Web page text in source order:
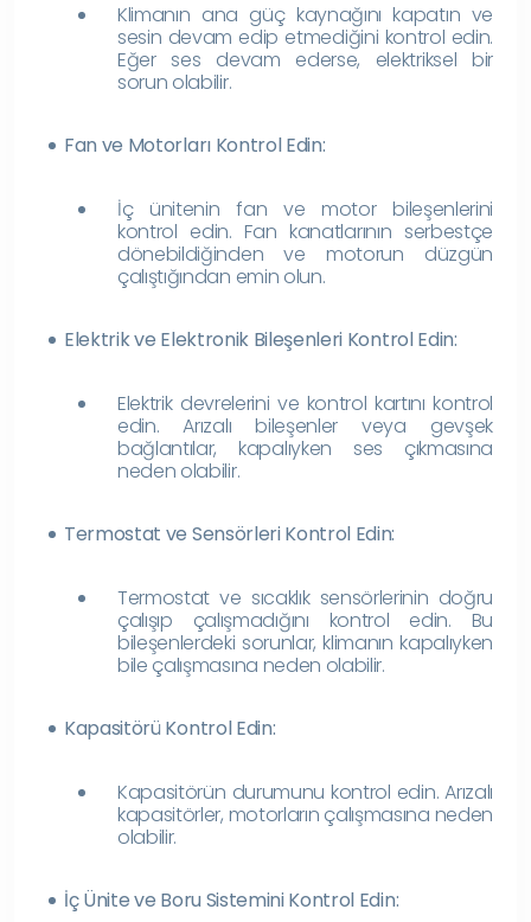
Klimanın ana güç kaynağını kapatın ve
sesin devam edip etmediğini kontrol edin.
Eğer ses devam ederse, elektriksel bir
sorun olabilir.
Fan ve Motorları Kontrol Edin:
İç ünitenin fan ve motor bileşenlerini
kontrol edin. Fan kanatlarının serbestçe
dönebildiğinden ve motorun düzgün
çalıştığından emin olun.
Elektrik ve Elektronik Bileşenleri Kontrol Edin:
Elektrik devrelerini ve kontrol kartını kontrol
edin. Arızalı bileşenler veya gevşek
bağlantılar, kapalıyken ses çıkmasına
neden olabilir.
Termostat ve Sensörleri Kontrol Edin:
Termostat ve sıcaklık sensörlerinin doğru
çalışıp çalışmadığını kontrol edin. Bu
bileşenlerdeki sorunlar, klimanın kapalıyken
bile çalışmasına neden olabilir.
Kapasitörü Kontrol Edin:
Kapasitörün durumunu kontrol edin. Arızalı
kapasitörler, motorların çalışmasına neden
olabilir.
İç Ünite ve Boru Sistemini Kontrol Edin: